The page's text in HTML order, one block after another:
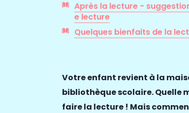
Après la lecture -
e lecture
Quelques bienfaits de la
Votre enfant revient à la
bibliothèquescolaire. Quelle
faire la lecture ! Mais